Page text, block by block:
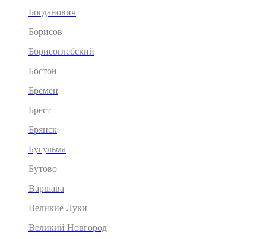
Богданович
Борисов
Борисоглебский
Бостон
Бремен
Брест
Брянск
Бугульма
Бутово
Варшава
Великие Луки
Великий Новгород